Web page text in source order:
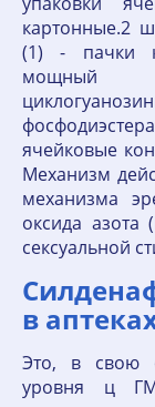
картонные.2
(1) - пачки
мощный
ячейковые
Механизм
механизма
оксида
сексуальной
в
Это, в свою
уровня ц